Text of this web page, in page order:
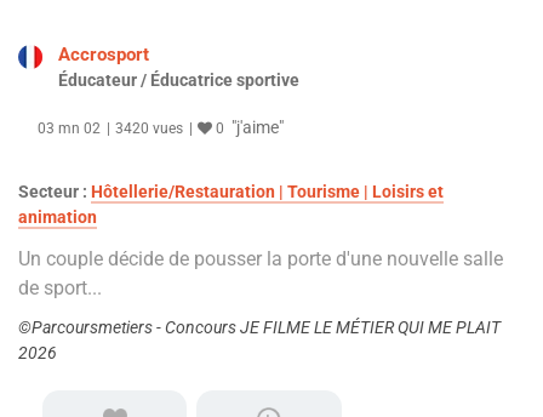
Accrosport
Éducateur / Éducatrice sportive
03 mn 02 3420 vues 0 "j'aime"
Secteur : Hôtellerie/Restauration | Tourisme | Loisirs et
animation
Un couple décide de pousser la porte d'une nouvelle salle
de sport...
©Parcoursmetiers - Concours JE FILME LE MÉTIER QUI ME PLAIT
2026